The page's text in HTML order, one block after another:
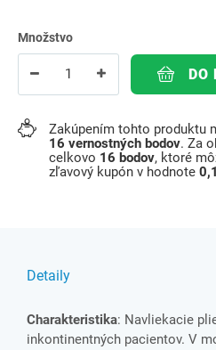
Množstvo
DO
Zakúpením tohto produktu
16 vernostných bodov. Za
celkovo 16 bodov, ktoré
zľavový kupón v hodnote
Detaily
Charakteristika: Navliekacie
inkontinentných pacientov. V